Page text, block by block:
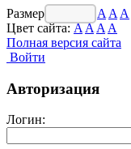
Размер шрифта: A A A
Цвет сайта:AA A A
Полная версия сайта
Войти
Авторизация
Логин: